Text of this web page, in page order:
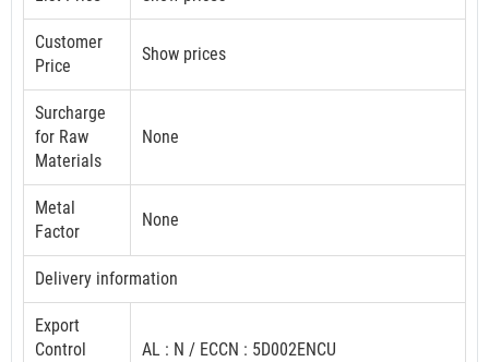
Customer
Price
Show prices
Surcharge
for Raw
Materials
None
Metal
Factor
None
Delivery information
Export
Control
AL : N / ECCN : 5D002ENCU